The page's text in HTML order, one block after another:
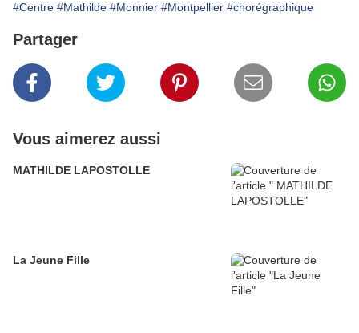
#Centre #Mathilde #Monnier #Montpellier #chorégraphique
Partager
Vous aimerez aussi
MATHILDE LAPOSTOLLE
La Jeune Fille